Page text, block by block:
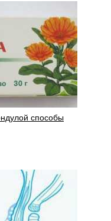
способы